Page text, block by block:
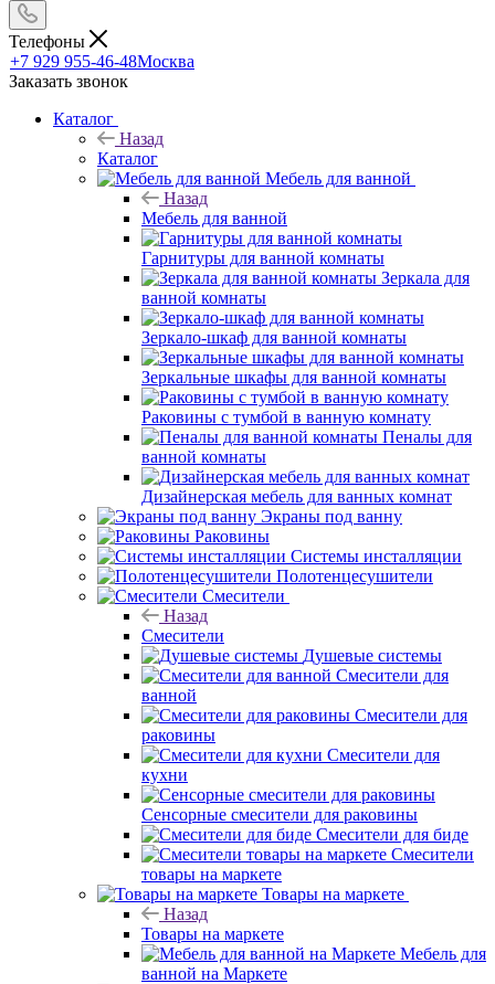
Телефоны
+7 929 955-46-48Москва
Заказать звонок
Каталог
Назад
Каталог
Мебель для ванной
Назад
Мебель для ванной
Гарнитуры для ванной комнаты
Зеркала для
ванной комнаты
Зеркало-шкаф для ванной комнаты
Зеркальные шкафы для ванной комнаты
Раковины с тумбой в ванную комнату
Пеналы для
ванной комнаты
Дизайнерская мебель для ванных комнат
Экраны под ванну
Раковины
Системы инсталляции
Полотенцесушители
Смесители
Назад
Смесители
Душевые системы
Смесители для
ванной
Смесители для
раковины
Смесители для
кухни
Сенсорные смесители для раковины
Смесители для биде
Смесители
товары на маркете
Товары на маркете
Назад
Товары на маркете
Мебель для
ванной на Маркете